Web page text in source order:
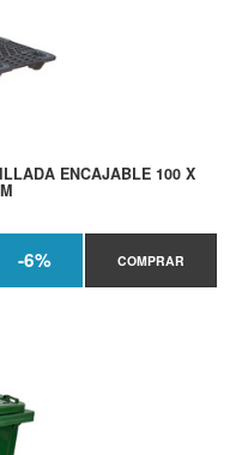
ENCAJABLE 100 X
-6% COMPRAR